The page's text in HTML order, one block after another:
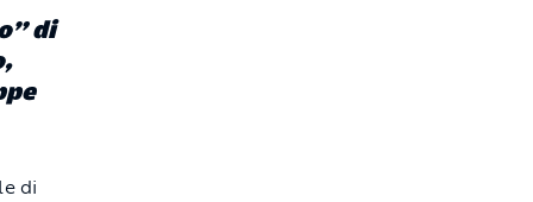
di
di